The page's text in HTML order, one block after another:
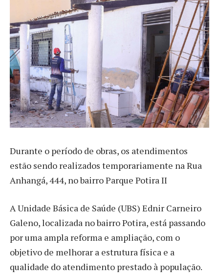
Durante o período de obras, os atendimentos
estão sendo realizados temporariamente na Rua
Anhangá, 444, no bairro Parque Potira II
A Unidade Básica de Saúde (UBS) Ednir Carneiro
Galeno, localizada no bairro Potira, está passando
por uma ampla reforma e ampliação, com o
objetivo de melhorar a estrutura física e a
qualidade do atendimento prestado à população.